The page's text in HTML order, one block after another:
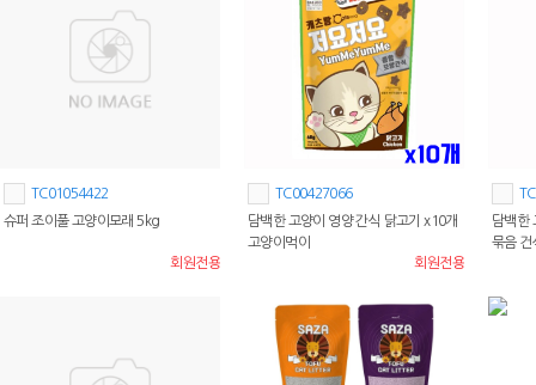
TC01054422
슈퍼 조이풀 고양이모래 5kg
회원전용
TC00427066
담백한 고양이 영양 간식 닭고기 x10개
고양이먹이
회원전용
담백한
묶음 건